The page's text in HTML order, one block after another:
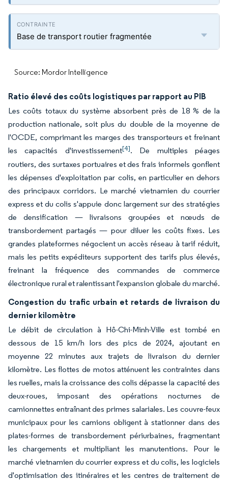
Base de transport routier fragmentée
Source: Mordor Intelligence
Ratio élevé des coûts logistiques par rapport au PIB
Les coûts totaux du système absorbent près de 18 % de la
production nationale, soit plus du double de la moyenne de
l'OCDE, comprimant les marges des transporteurs et freinant
les capacités d'investissement[4]. De multiples péages
routiers, des surtaxes portuaires et des frais informels gonflent
les dépenses d'exploitation par colis, en particulier en dehors
des principaux corridors. Le marché vietnamien du courrier
express et du colis s'appuie donc largement sur des stratégies
de densification — livraisons groupées et nœuds de
transbordement partagés — pour diluer les coûts fixes. Les
grandes plateformes négocient un accès réseau à tarif réduit,
mais les petits expéditeurs supportent des tarifs plus élevés,
freinant la fréquence des commandes de commerce
électronique rural et ralentissant l'expansion globale du marché.
Congestion du trafic urbain et retards de livraison du
dernier kilomètre
Le débit de circulation à Hô-Chi-Minh-Ville est tombé en
dessous de 15 km/h lors des pics de 2024, ajoutant en
moyenne 22 minutes aux trajets de livraison du dernier
kilomètre. Les flottes de motos atténuent les contraintes dans
les ruelles, mais la croissance des colis dépasse la capacité des
deux-roues, imposant des opérations nocturnes de
camionnettes entraînant des primes salariales. Les couvre-feux
municipaux pour les camions obligent à stationner dans des
plates-formes de transbordement périurbaines, fragmentant
les chargements et multipliant les manutentions. Pour le
marché vietnamien du courrier express et du colis, les logiciels
d'optimisation des itinéraires et les centres de traitement de